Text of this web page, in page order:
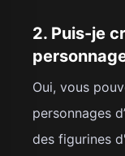
2. Puis-je
Oui, vous
personnages
des figurines